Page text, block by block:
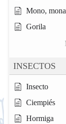
Mono, mona
Gorila
INSECTOS
Insecto
Ciempiés
Hormiga